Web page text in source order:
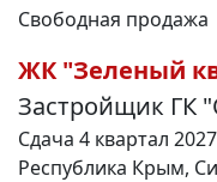
Свободная продажа
ЖК "Зеленый
Застройщик ГК
Сдача 4 квартал
Республика Крым,